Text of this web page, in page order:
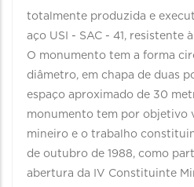
totalmente produzida e
aço USI - SAC - 41, resistente
O monumento tem a forma
diâmetro, em chapa de duas
espaço aproximado de 30
monumento tem por objetivo
mineiro e o trabalho
de outubro de 1988, como
abertura da IV Constituinte